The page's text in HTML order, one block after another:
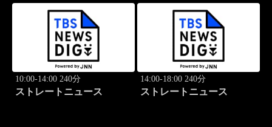
10:00-14:00 240分
ストレートニュース
14:00-18:00 240分
ストレートニュース